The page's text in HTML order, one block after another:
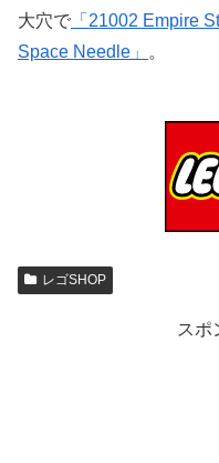
大穴で 「21002 Empire
Space Needle」
。
レゴSHOP
スポ